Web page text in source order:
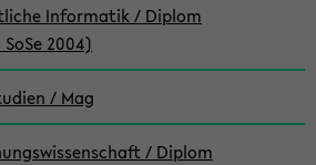
Informatik / Diplom
2004)
/ Mag
/ Diplom